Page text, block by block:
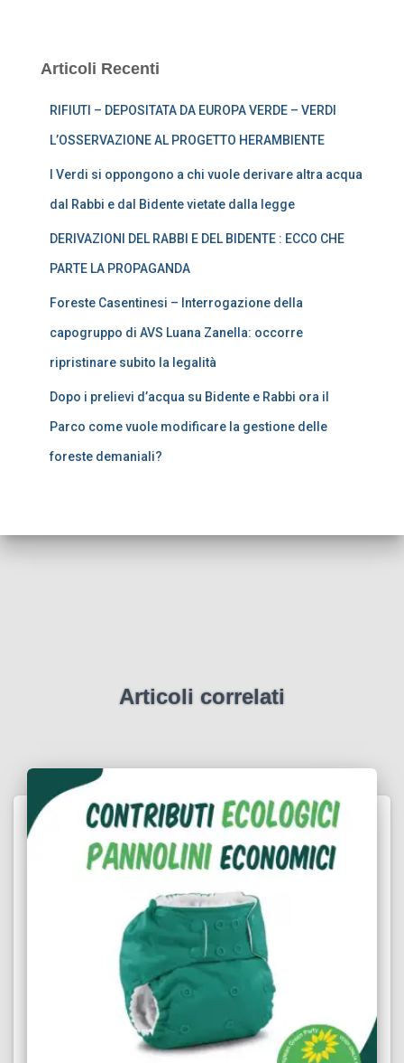
Articoli Recenti
RIFIUTI – DEPOSITATA DA EUROPA VERDE – VERDI
L’OSSERVAZIONE AL PROGETTO HERAMBIENTE
I Verdi si oppongono a chi vuole derivare altra acqua
dal Rabbi e dal Bidente vietate dalla legge
DERIVAZIONI DEL RABBI E DEL BIDENTE : ECCO CHE
PARTE LA PROPAGANDA
Foreste Casentinesi – Interrogazione della
capogruppo di AVS Luana Zanella: occorre
ripristinare subito la legalità
Dopo i prelievi d’acqua su Bidente e Rabbi ora il
Parco come vuole modificare la gestione delle
foreste demaniali?
Articoli correlati